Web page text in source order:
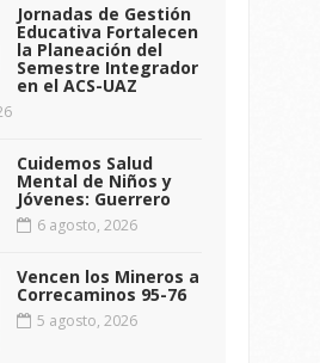
Jornadas de Gestión
Educativa Fortalecen
la Planeación del
Semestre Integrador
en el ACS-UAZ
Cuidemos Salud
Mental de Niños y
Jóvenes: Guerrero
6 agosto, 2026
Vencen los Mineros a
Correcaminos 95-76
5 agosto, 2026